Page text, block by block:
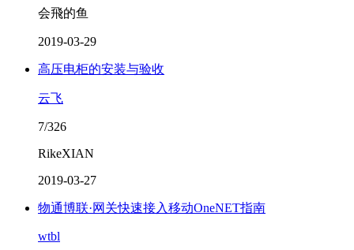
会飛的鱼
2019-03-29
高压电柜的安装与验收
云飞
7/326
RikeXIAN
2019-03-27
物通博联·网关快速接入移动OneNET指南
wtbl